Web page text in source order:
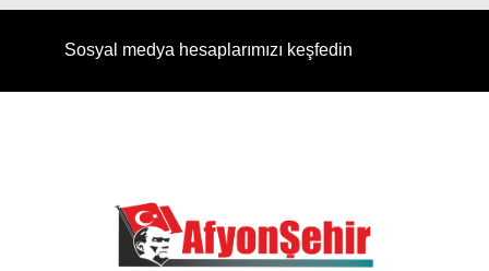
Sosyal medya hesaplarımızı keşfedin